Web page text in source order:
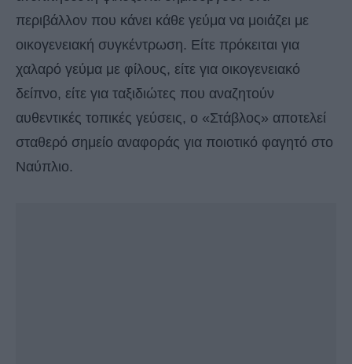
περιβάλλον που κάνει κάθε γεύμα να μοιάζει με
οικογενειακή συγκέντρωση. Είτε πρόκειται για
χαλαρό γεύμα με φίλους, είτε για οικογενειακό
δείπνο, είτε για ταξιδιώτες που αναζητούν
αυθεντικές τοπικές γεύσεις, ο «Στάβλος» αποτελεί
σταθερό σημείο αναφοράς για ποιοτικό φαγητό στο
Ναύπλιο.